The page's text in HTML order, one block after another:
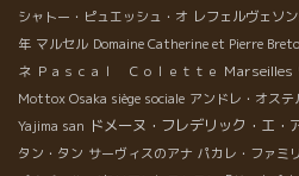
シャトー・ピュエッシュ・オ レフェルヴェソ
年 マルセル Domaine Catherine et Pierre
ネ Ｐａｓｃａｌ Ｃｏｌｅｔｔｅ Marseilles
Mottox Osaka siège sociale アンドレ・オステ
Yajima san ドメーヌ・フレデリック・エ・
タン・タン サーヴィスのアナ パカレ・ファミ